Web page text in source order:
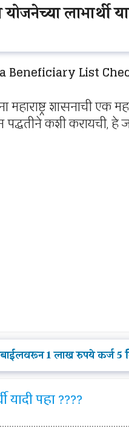
लाभार्थी
Beneficiary List
शासनाची एक
कशी करायची, हे
1 लाख रुपये कर्ज 5
यादी पहा ????